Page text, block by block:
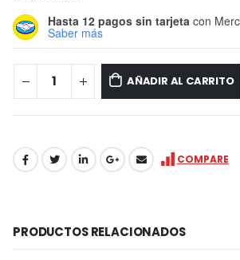
Hasta 12 pagos sin tarjeta con
Saber más
AÑADIR AL CARRITO
COMPARE
PRODUCTOS RELACIONADOS